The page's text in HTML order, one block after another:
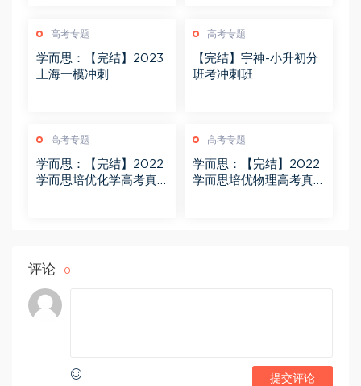
高考专题
学而思：【完结】2023
上海一模冲刺
高考专题
【完结】宇神-小升初分
班考冲刺班
高考专题
学而思：【完结】2022
学而思培优化学高考真
高考专题
学而思：【完结】2022
学而思培优物理高考真
评论 0
提交评论